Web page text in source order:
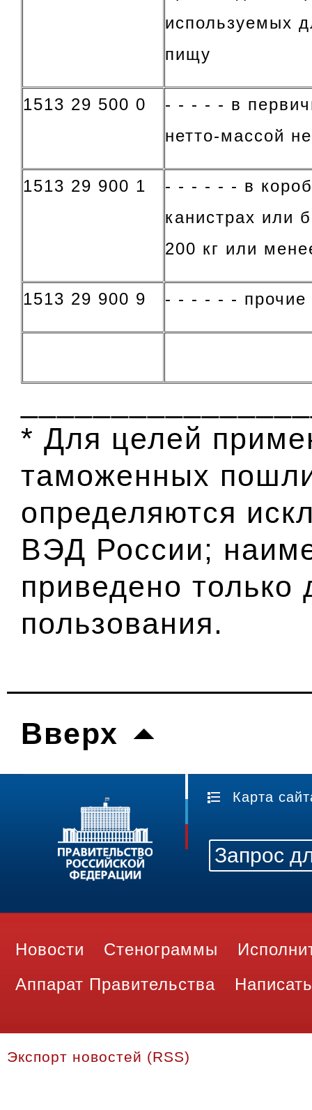
используемых
пищу
1513 29 500 0
- - - - - в
нетто-массой
1513 29 900 1
- - - - - - в
канистрах или
200 кг или
1513 29 900 9 - - - - - - прочие
* Для целей
таможенных
определяются
ВЭД России;
приведено только
пользования.
Вверх
Карта
Новости Стенограммы
Аппарат Правительства
Экспорт новостей (RSS)